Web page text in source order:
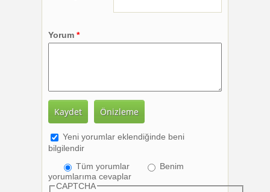
Yorum *
Yeni yorumlar eklendiğinde beni
bilgilendir
Tüm yorumlar
Benim
yorumlarıma cevaplar
CAPTCHA